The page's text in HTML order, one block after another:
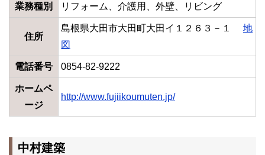
業務種別 リフォーム、介護用、外壁、リビング
住所
島根県大田市大田町大田イ１２６３－１ 地
図
電話番号 0854-82-9222
ホームペ
ージ
http://www.fujiikoumuten.jp/
中村建築